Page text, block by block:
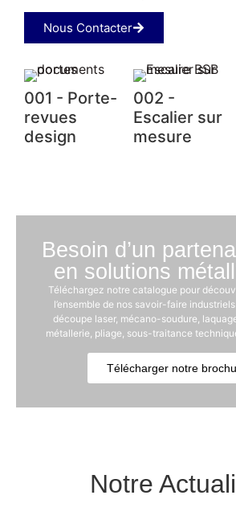
Nous Contacter
001 - Porte-
revues
design
002 -
Escalier sur
mesure
Besoin d’un
en solutions
Téléchargez notre catalogue pour
l’ensemble de nos savoir-faire industriels
découpe laser, mécano-soudure,
métallerie, pliage, sous-traitance
Télécharger notre
Notre